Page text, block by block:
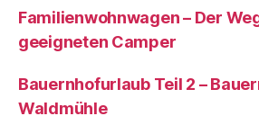
Familienwohnwagen – Der
geeigneten Camper
Bauernhofurlaub Teil 2 –
Waldmühle